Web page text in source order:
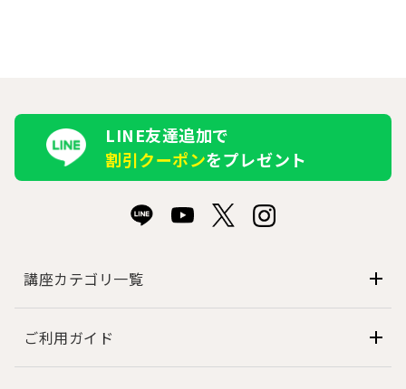
LINE友達追加で
割引クーポンをプレゼント
講座カテゴリ一覧
ご利用ガイド